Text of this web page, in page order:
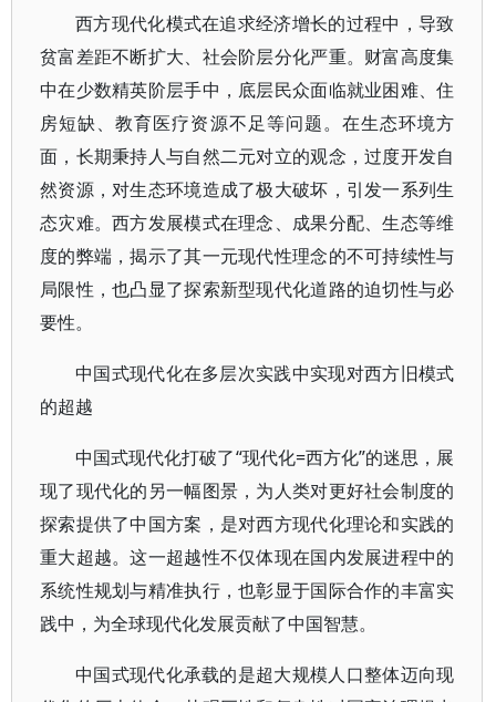
西方现代化模式在追求经济增长的过程中，导致
贫富差距不断扩大、社会阶层分化严重。财富高度集
中在少数精英阶层手中，底层民众面临就业困难、住
房短缺、教育医疗资源不足等问题。在生态环境方
面，长期秉持人与自然二元对立的观念，过度开发自
然资源，对生态环境造成了极大破坏，引发一系列生
态灾难。西方发展模式在理念、成果分配、生态等维
度的弊端，揭示了其一元现代性理念的不可持续性与
局限性，也凸显了探索新型现代化道路的迫切性与必
要性。
中国式现代化在多层次实践中实现对西方旧模式
的超越
中国式现代化打破了“现代化=西方化”的迷思，展
现了现代化的另一幅图景，为人类对更好社会制度的
探索提供了中国方案，是对西方现代化理论和实践的
重大超越。这一超越性不仅体现在国内发展进程中的
系统性规划与精准执行，也彰显于国际合作的丰富实
践中，为全球现代化发展贡献了中国智慧。
中国式现代化承载的是超大规模人口整体迈向现